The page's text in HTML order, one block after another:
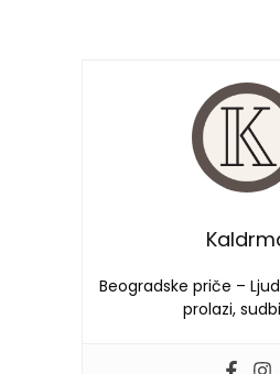
Beogradske priče –
prolazi,